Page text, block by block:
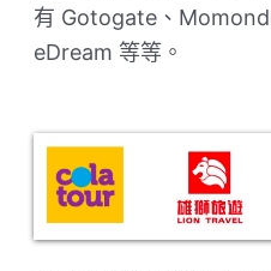
有 Gotogate、
eDream 等等。